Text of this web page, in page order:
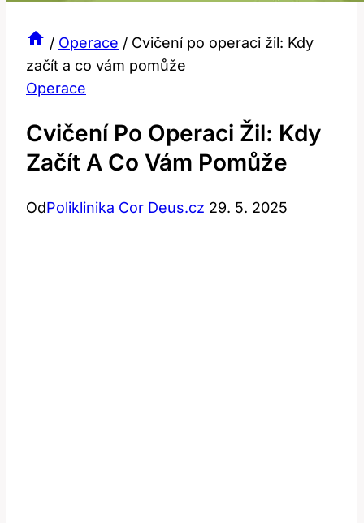
/ Operace / Cvičení po operaci žil: Kdy
začít a co vám pomůže
Operace
Cvičení Po Operaci Žil: Kdy
Začít A Co Vám Pomůže
OdPoliklinika Cor Deus.cz 29. 5. 2025